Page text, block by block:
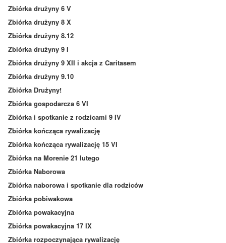
Zbiórka drużyny 6 V
Zbiórka drużyny 8 X
Zbiórka drużyny 8.12
Zbiórka drużyny 9 I
Zbiórka drużyny 9 XII i akcja z Caritasem
Zbiórka drużyny 9.10
Zbiórka Drużyny!
Zbiórka gospodarcza 6 VI
Zbiórka i spotkanie z rodzicami 9 IV
Zbiórka kończąca rywalizację
Zbiórka kończąca rywalizację 15 VI
Zbiórka na Morenie 21 lutego
Zbiórka Naborowa
Zbiórka naborowa i spotkanie dla rodziców
Zbiórka pobiwakowa
Zbiórka powakacyjna
Zbiórka powakacyjna 17 IX
Zbiórka rozpoczynająca rywalizację